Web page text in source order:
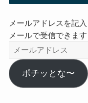
メールアドレスを記
メールで受信できます
メ
ー
ル
ア
ポチッとな〜